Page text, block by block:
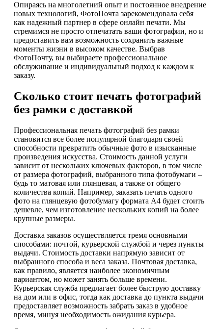
Опираясь на многолетний опыт и постоянное внедрение
новых технологий, ФотоПочта зарекомендовала себя
как надежный партнер в сфере онлайн печати. Мы
стремимся не просто отпечатать ваши фотографии, но и
предоставить вам возможность сохранить важные
моменты жизни в высоком качестве. Выбрав
ФотоПочту, вы выбираете профессиональное
обслуживание и индивидуальный подход к каждом к
заказу.
Сколько стоит печать фотографий
без рамки с доставкой
Профессиональная печать фотографий без рамки
становится все более популярной благодаря своей
способности превратить обычные фото в изысканные
произведения искусства. Стоимость данной услуги
зависит от нескольких ключевых факторов, в том числе
от размера фотографий, выбранного типа фотобумаги –
будь то матовая или глянцевая, а также от общего
количества копий. Например, заказать печать одного
фото на глянцевую фотобумагу формата А4 будет стоить
дешевле, чем изготовление нескольких копий на более
крупные размеры.
Доставка заказов осуществляется тремя основными
способами: почтой, курьерской службой и через пункты
выдачи. Стоимость доставки напрямую зависит от
выбранного способа и веса заказа. Почтовая доставка,
как правило, является наиболее экономичным
вариантом, но может занять больше времени.
Курьерская служба предлагает более быструю доставку
на дом или в офис, тогда как доставка до пункта выдачи
предоставляет возможность забрать заказ в удобное
время, минуя необходимость ожидания курьера.